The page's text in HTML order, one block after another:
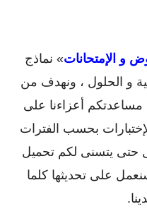
و الإمتحانات» نماذج
و الحلول ، ونهدف من
مساعدتكم أعزاءنا على
بحسب الفترات
حتى يتسنى لكم تحميل
على تحديثها كلما